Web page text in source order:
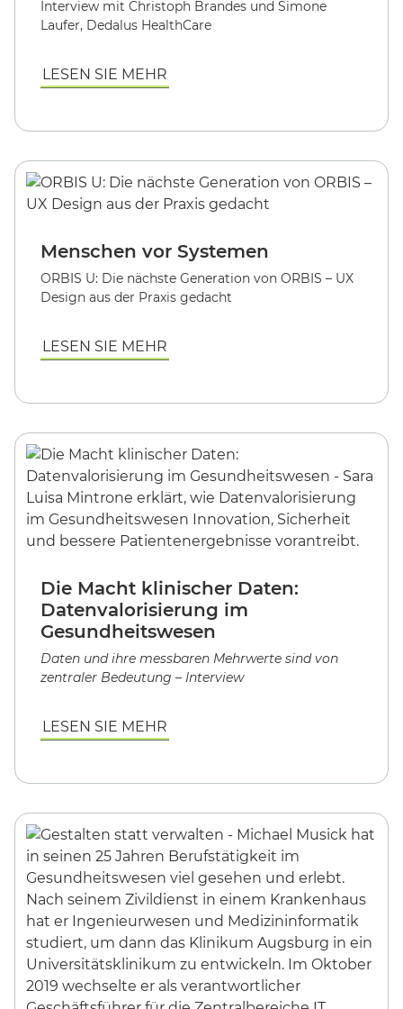
Interview mit Christoph Brandes und Simone
Laufer, Dedalus HealthCare
LESEN SIE MEHR
Menschen vor Systemen
ORBIS U: Die nächste Generation von ORBIS – UX
Design aus der Praxis gedacht
LESEN SIE MEHR
Die Macht klinischer Daten:
Datenvalorisierung im
Gesundheitswesen
Daten und ihre messbaren Mehrwerte sind von
zentraler Bedeutung – Interview
LESEN SIE MEHR